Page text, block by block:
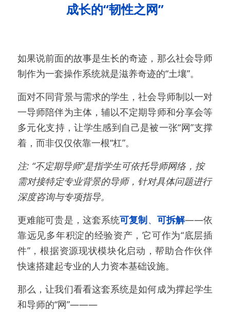
成长的“韧性之网”
如果说前面的故事是生长的奇迹，那么社会导师
制作为一套操作系统就是滋养奇迹的“土壤”。
面对不同背景与需求的学生，社会导师制以一对
一导师陪伴为主体，辅以不定期导师和分享会等
多元化支持，让学生感到自己是被一张“网”支撑
着，而非仅仅依靠一根“杠”。
注: “不定期导师”是指学生可依托导师网络，按
需对接特定专业背景的导师，针对具体问题进行
深度咨询与专项指导。
更难能可贵是，这套系统可复制、 可拆解——依
靠远见多年积淀的经验资产，它可作为“底层插
件”，根据资源现状模块化启动，帮助合作伙伴
快速搭建起专业的人力资本基础设施。
那么，让我们看看这套系统是如何成为撑起学生
和导师的“网”———